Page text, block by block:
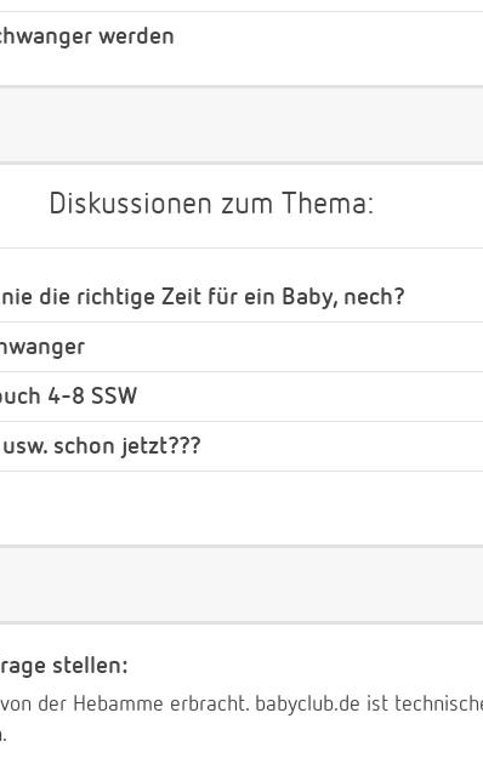
werden
Diskussionen zum Thema:
die richtige Zeit für ein Baby, nech?
4-8 SSW
schon jetzt???
stellen:
der Hebamme erbracht. babyclub.de ist